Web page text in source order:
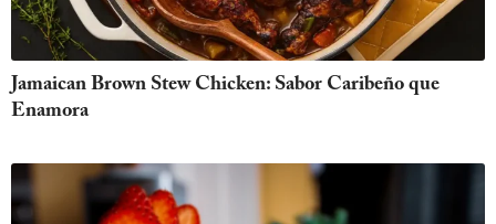
Jamaican Brown Stew Chicken: Sabor Caribeño que
Enamora